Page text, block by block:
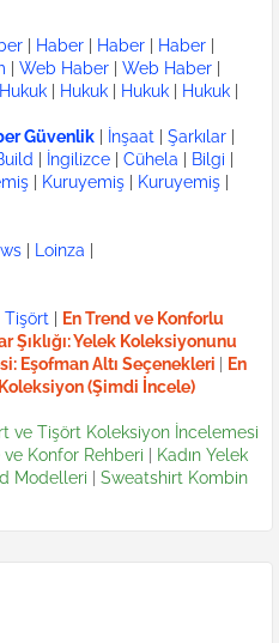
| Haber | Haber | Haber |
| Web Haber | Web Haber |
Hukuk | Hukuk | Hukuk | Hukuk |
Güvenlik | İnşaat | Şarkılar |
| İngilizce | Cühela | Bilgi |
| Kuruyemiş | Kuruyemiş |
| Loinza |
Tişört | En Trend ve Konforlu
Şıklığı: Yelek Koleksiyonunu
Eşofman Altı Seçenekleri | En
(Şimdi İncele)
ve Tişört Koleksiyon İncelemesi
Konfor Rehberi | Kadın Yelek
Modelleri | Sweatshirt Kombin